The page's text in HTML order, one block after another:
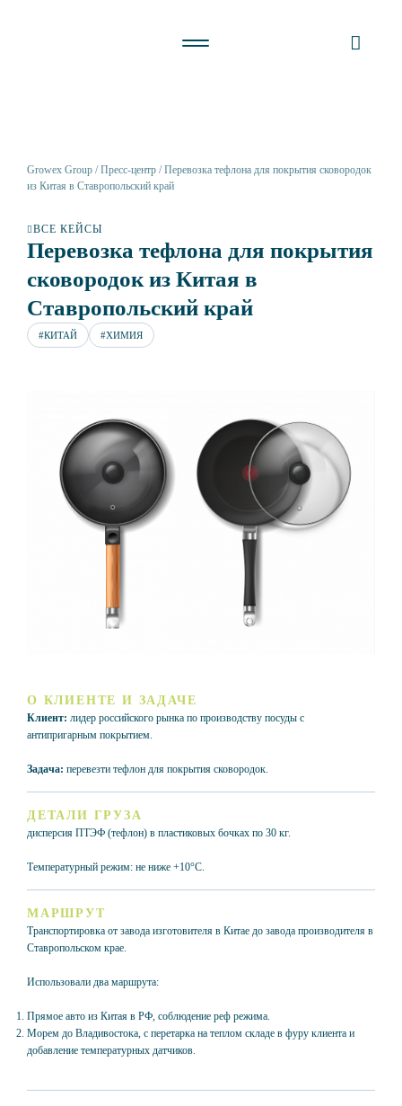
Growex Group Пресс-центр
Перевозка тефлона для покрытия сковородок
из Китая в Ставропольский край
ВСЕ КЕЙСЫ
Перевозка тефлона для покрытия
сковородок из Китая в
Ставропольский край
#КИТАЙ #ХИМИЯ
О КЛИЕНТЕ И ЗАДАЧЕ
Клиент: лидер российского рынка по производству посуды с
антипригарным покрытием.
Задача: перевезти тефлон для покрытия сковородок.
ДЕТАЛИ ГРУЗА
дисперсия ПТЭФ (тефлон) в пластиковых бочках по 30 кг.
Температурный режим: не ниже +10°C.
МАРШРУТ
Транспортировка от завода изготовителя в Китае до завода производителя в
Ставропольском крае.
Использовали два маршрута:
Прямое авто из Китая в РФ, соблюдение реф режима.
Морем до Владивостока, с перетарка на теплом складе в фуру клиента и
добавление температурных датчиков.